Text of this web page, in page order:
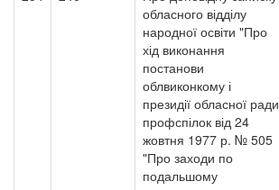
обласного відділу
народної освіти "Про
хід виконання
постанови
облвиконкому і
президії обласної ради
профспілок від 24
жовтня 1977 р. № 505
"Про заходи по
подальшому